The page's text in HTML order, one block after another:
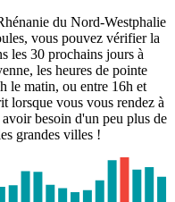
du Nord-Westphalie
vous pouvez vérifier la
les 30 prochains jours à
les heures de pointe
le matin, ou entre 16h et
lorsque vous vous rendez à
besoin d'un peu plus de
grandes villes !